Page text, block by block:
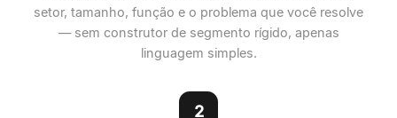
setor, tamanho, função e o problema que você resolve
— sem construtor de segmento rígido, apenas
linguagem simples.
2